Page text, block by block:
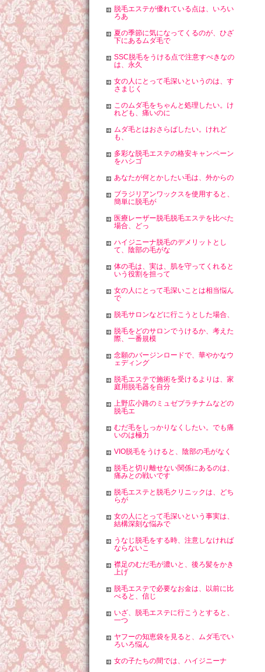
脱毛エステが優れている点は、いろい
ろあ
夏の季節に気になってくるのが、ひざ
下にあるムダ毛で
SSC脱毛をうける点で注意すべきなの
は、永久
女の人にとって毛深いというのは、す
さまじく
このムダ毛をちゃんと処理したい。け
れども、痛いのに
ムダ毛とはおさらばしたい。けれど
も、
多彩な脱毛エステの格安キャンペーン
をハシゴ
あなたが何とかしたい毛は、外からの
ブラジリアンワックスを使用すると、
簡単に脱毛が
医療レーザー脱毛脱毛エステを比べた
場合、どっ
ハイジニーナ脱毛のデメリットとし
て、陰部の毛がな
体の毛は、実は、肌を守ってくれると
いう役割を担って
女の人にとって毛深いことは相当悩ん
で
脱毛サロンなどに行こうとした場合、
脱毛をどのサロンでうけるか、考えた
際、一番規模
念願のバージンロードで、華やかなウ
ェディング
脱毛エステで施術を受けるよりは、家
庭用脱毛器を自分
上野広小路のミュゼプラチナムなどの
脱毛エ
むだ毛をしっかりなくしたい。でも痛
いのは極力
VIO脱毛をうけると、陰部の毛がなく
脱毛と切り離せない関係にあるのは、
痛みとの戦いです
脱毛エステと脱毛クリニックは、どち
らが
女の人にとって毛深いという事実は、
結構深刻な悩みで
うなじ脱毛をする時、注意しなければ
ならないこ
襟足のむだ毛が濃いと、後ろ髪をかき
上げ
脱毛エステで必要なお金は、以前に比
べると、信じ
いざ、脱毛エステに行こうとすると、
一つ
ヤフーの知恵袋を見ると、ムダ毛でい
ろいろ悩ん
女の子たちの間では、ハイジニーナ